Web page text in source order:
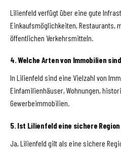
Lilienfeld verfügt über eine gute
Einkaufsmöglichkeiten, Restaurants,
öffentlichen Verkehrsmitteln.
4. Welche Arten von Immobilien
In Lilienfeld sind eine Vielzahl von
Einfamilienhäuser, Wohnungen,
Gewerbeimmobilien.
5. Ist Lilienfeld eine sichere
Ja, Lilienfeld gilt als eine sichere